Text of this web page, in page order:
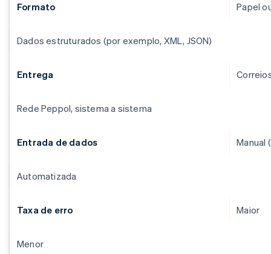
Formato Papel
Dados estruturados (por exemplo, XML, JSON)
Entrega
Rede Peppol, sistema a sistema
Entrada de dados Manual
Automatizada
Taxa de erro Maior
Menor